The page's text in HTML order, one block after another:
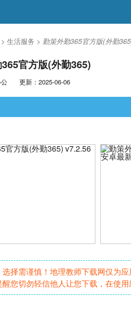
> 生活服务 > 勤策外勤365官方版(外勤
官方版(外勤365)
更新：2025-06-06
择需谨慎！地理教师下载网仅为
您切勿轻信他人让您下载，在使